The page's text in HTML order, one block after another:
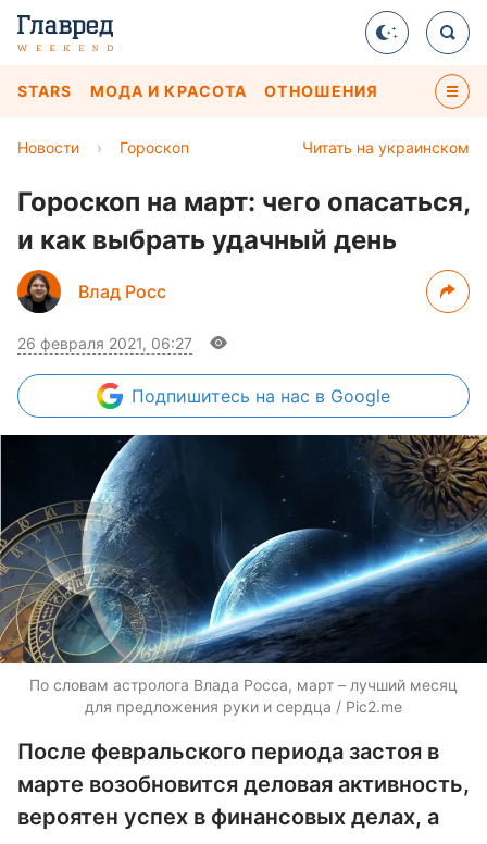
STARS МОДА И КРАСОТА ОТНОШЕНИЯ
Читать на украинском
Новости › Гороскоп
Гороскоп на март: чего опасаться,
и как выбрать удачный день
Влад Росс
26 февраля 2021, 06:27
Подпишитесь на нас в Google
По словам астролога Влада Росса, март – лучший месяц
для предложения руки и сердца / Pic2.me
После февральского периода застоя в
марте возобновится деловая активность,
вероятен успех в финансовых делах, а